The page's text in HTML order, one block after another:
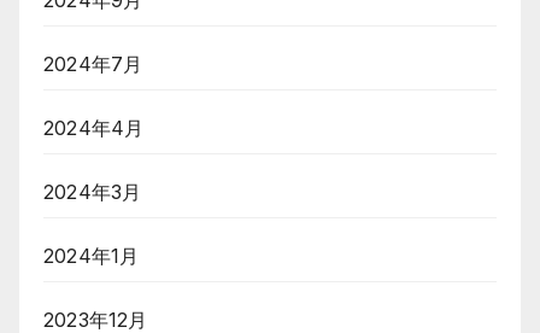
2024年7月
2024年4月
2024年3月
2024年1月
2023年12月